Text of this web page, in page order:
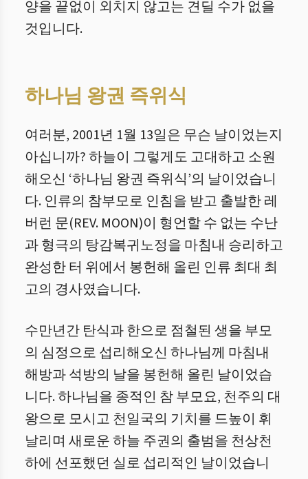
양을 끝없이 외치지 않고는 견딜 수가 없을
것입니다.
하나님 왕권 즉위식
여러분, 2001년 1월 13일은 무슨 날이었는지
아십니까? 하늘이 그렇게도 고대하고 소원
해오신 ‘하나님 왕권 즉위식’의 날이었습니
다. 인류의 참부모로 인침을 받고 출발한 레
버런 문(REV. MOON)이 형언할 수 없는 수난
과 형극의 탕감복귀노정을 마침내 승리하고
완성한 터 위에서 봉헌해 올린 인류 최대 최
고의 경사였습니다.
수만년간 탄식과 한으로 점철된 생을 부모
의 심정으로 섭리해오신 하나님께 마침내
해방과 석방의 날을 봉헌해 올린 날이었습
니다. 하나님을 종적인 참 부모요, 천주의 대
왕으로 모시고 천일국의 기치를 드높이 휘
날리며 새로운 하늘 주권의 출범을 천상천
하에 선포했던 실로 섭리적인 날이었습니